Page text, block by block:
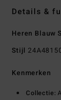
Details &
Heren Blauw
Stijl
Kenmerken
Collectie: